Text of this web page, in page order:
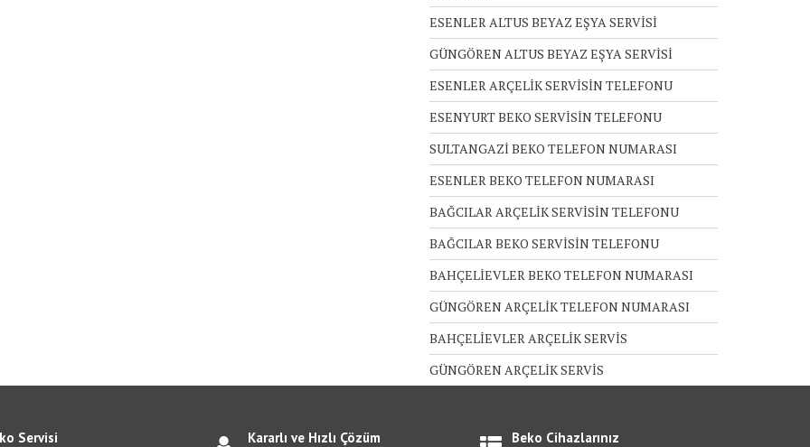
ESENLER ALTUS BEYAZ EŞYA SERVİSİ
GÜNGÖREN ALTUS BEYAZ EŞYA SERVİSİ
ESENLER ARÇELİK SERVİSİN TELEFONU
ESENYURT BEKO SERVİSİN TELEFONU
SULTANGAZİ BEKO TELEFON NUMARASI
ESENLER BEKO TELEFON NUMARASI
BAĞCILAR ARÇELİK SERVİSİN TELEFONU
BAĞCILAR BEKO SERVİSİN TELEFONU
BAHÇELİEVLER BEKO TELEFON NUMARASI
GÜNGÖREN ARÇELİK TELEFON NUMARASI
BAHÇELİEVLER ARÇELİK SERVİS
GÜNGÖREN ARÇELİK SERVİS
Servisi
Kararlı ve Hızlı Çözüm
Beko Cihazlarınız